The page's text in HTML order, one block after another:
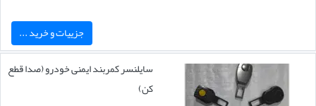
جزییات و خرید ...
سایلنسر کمربند ایمنی خودرو (صدا قطع
کن)